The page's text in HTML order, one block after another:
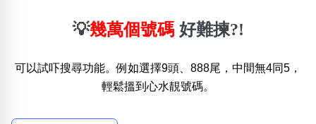
清除全部分類
💡幾萬個號碼 好難揀?!
可以試吓搜尋功能。例如選擇9頭、888尾，中間無4同5，
輕鬆搵到心水靚號碼。